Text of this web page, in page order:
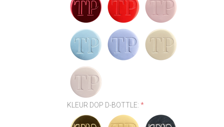
KLEUR DOP D-BOTTLE:*